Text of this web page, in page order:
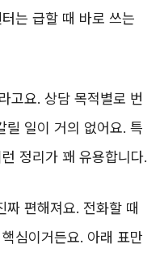
는 급할 때 바로 쓰는
고요. 상담 목적별로 번
릴 일이 거의 없어요. 특
정리가 꽤 유용합니다.
편해져요. 전화할 때
심이거든요. 아래 표만